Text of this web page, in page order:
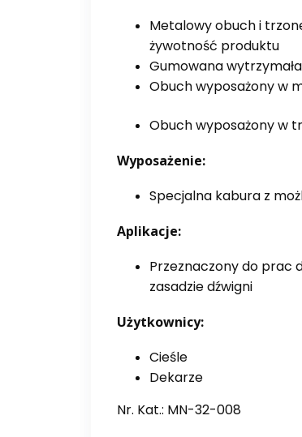
Metalowy obuch i
żywotność produktu
Gumowana
Obuch wyposażony w
Obuch wyposażony w
Wyposażenie:
Specjalna kabura z
Aplikacje:
Przeznaczony do prac
zasadzie dźwigni
Użytkownicy:
Cieśle
Dekarze
Nr. Kat.: MN-32-008